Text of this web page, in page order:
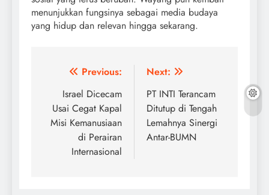
menunjukkan fungsinya sebagai media budaya
yang hidup dan relevan hingga sekarang.
Post
navigation
Previous:
Israel Dicecam
Usai Cegat Kapal
Misi Kemanusiaan
di Perairan
Internasional
Next:
PT INTI Terancam
Ditutup di Tengah
Lemahnya Sinergi
Antar-BUMN